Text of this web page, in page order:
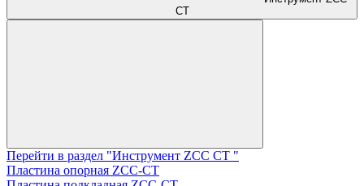
CT
Перейти в раздел "Инструмент ZCС CT "
Пластина опорная ZCC-CT